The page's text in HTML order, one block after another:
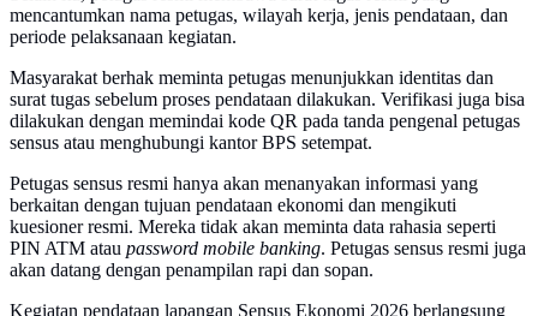
mencantumkan nama petugas, wilayah kerja, jenis pendataan, dan
periode pelaksanaan kegiatan.
Masyarakat berhak meminta petugas menunjukkan identitas dan
surat tugas sebelum proses pendataan dilakukan. Verifikasi juga bisa
dilakukan dengan memindai kode QR pada tanda pengenal petugas
sensus atau menghubungi kantor BPS setempat.
Petugas sensus resmi hanya akan menanyakan informasi yang
berkaitan dengan tujuan pendataan ekonomi dan mengikuti
kuesioner resmi. Mereka tidak akan meminta data rahasia seperti
PIN ATM atau password mobile banking. Petugas sensus resmi juga
akan datang dengan penampilan rapi dan sopan.
Kegiatan pendataan lapangan Sensus Ekonomi 2026 berlangsung